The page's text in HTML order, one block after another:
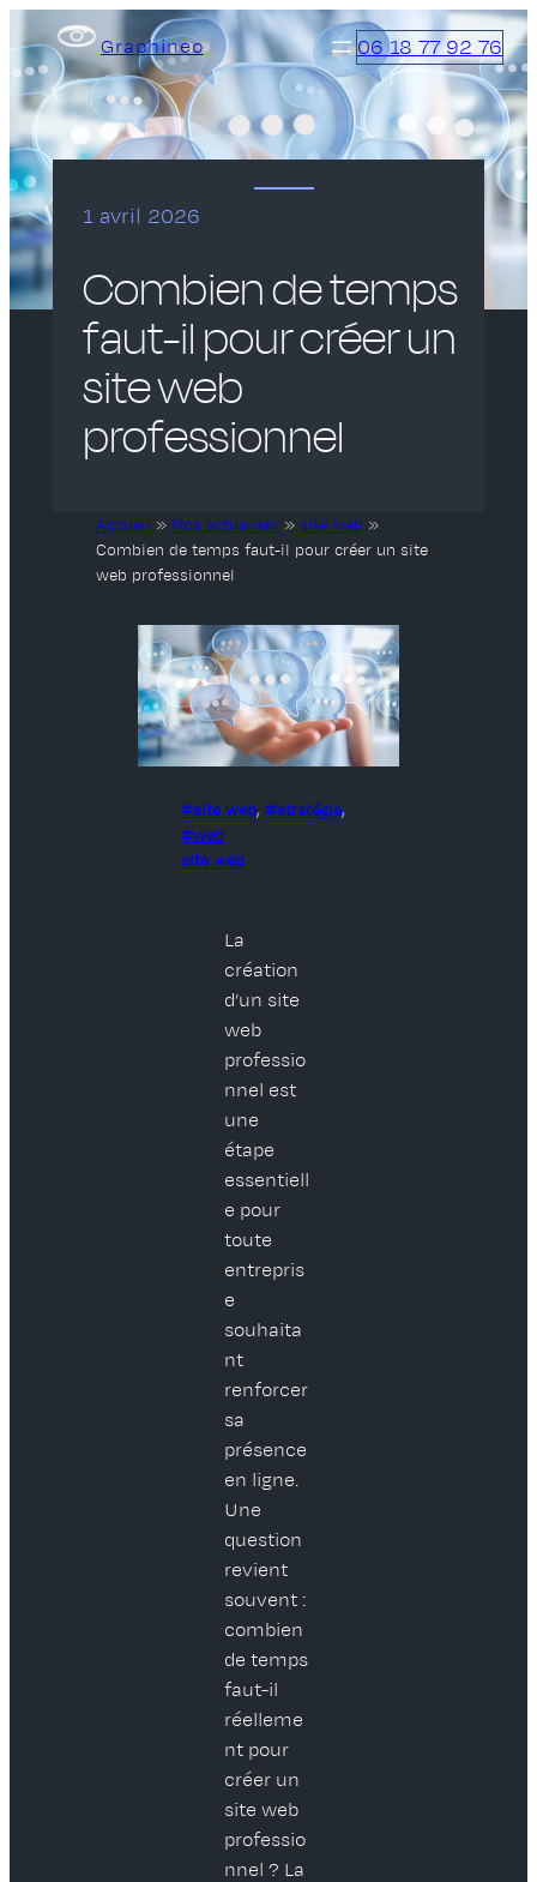
au
contenu
Graphineo 06 18 77 92 76
1 avril 2026
Combien de temps
faut-il pour créer un
site web
professionnel
Accueil » Nos actualités » site web »
Combien de temps faut-il pour créer un site
web professionnel
site web, stratégie
web
site web
La
création
d’un site
web
professio
nnel est
une
étape
essentiell
e pour
toute
entrepris
e
souhaita
nt
renforcer
sa
présence
en ligne.
Une
question
revient
souvent :
combien
de temps
faut-il
réelleme
nt pour
créer un
site web
professio
nnel ? La